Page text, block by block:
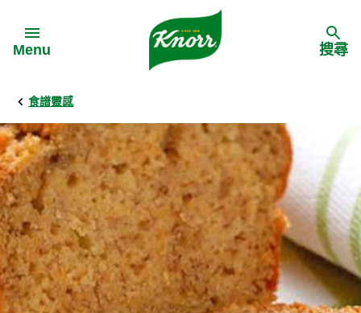
Menu
Back
食譜靈感
料理食材
料理方式
季節節慶
Back
家樂牌產品
家樂牌純鮮雞粉
家樂牌雞粉
家樂牌鮮菇粉
Back
主頁
背景
甚麼是愛環境食材
愛環境食材名單
搜尋
食譜靈感